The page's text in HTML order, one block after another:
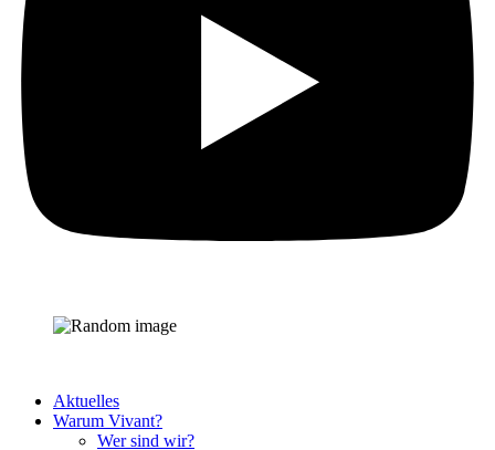
Aktuelles
Warum Vivant?
Wer sind wir?